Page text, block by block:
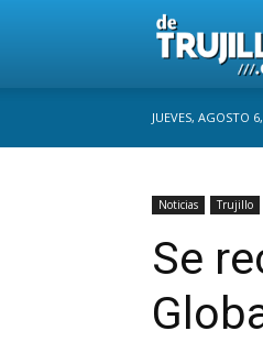
JUEVES, AGOSTO
Noticias Trujillo
Se